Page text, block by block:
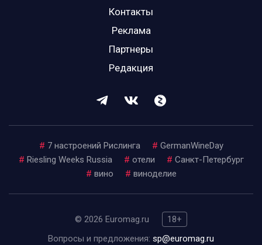
Контакты
Реклама
Партнеры
Редакция
# 7 настроений Рислинга # GermanWineDay
# Riesling Weeks Russia # отели # Санкт-Петербург
# вино # виноделие
© 2026 Euromag.ru
18+
Вопросы и предложения: sp@euromag.ru